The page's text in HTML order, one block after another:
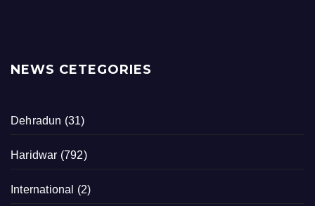
NEWS CETEGORIES
Dehradun (31)
Haridwar (792)
International (2)